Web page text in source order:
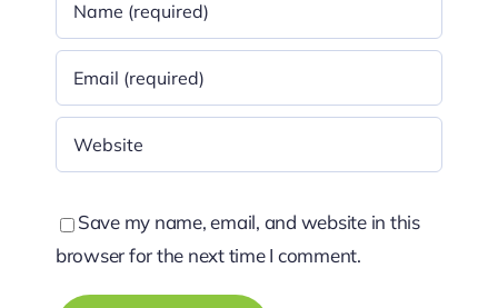
Save my name, email, and website in this
browser for the next time I comment.